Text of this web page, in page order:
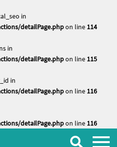
in
detailPage.phpon line 114
in
detailPage.phpon line 115
in
detailPage.phpon line 116
detailPage.phpon line 116